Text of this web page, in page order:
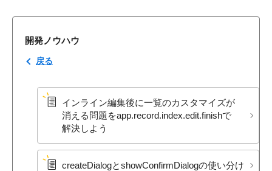
開発ノウハウ
戻る
インライン編集後に​一覧の​カスタマイズが​
消える​問題を​app.record.index.edit.finishで​
解決しよう
createDialogと​showConfirmDialogの​使い分け